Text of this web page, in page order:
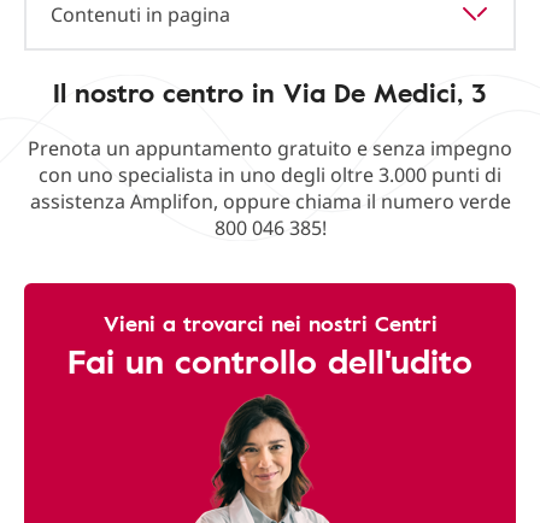
Contenuti in pagina
Il nostro centro in Via De Medici, 3
Prenota un appuntamento gratuito e senza impegno
con uno specialista in uno degli oltre 3.000 punti di
assistenza Amplifon, oppure chiama il numero verde
800 046 385!
Vieni a trovarci nei nostri Centri
Fai un controllo dell'udito